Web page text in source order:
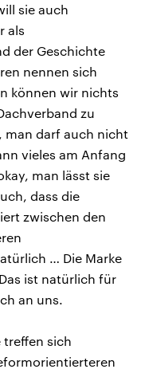
sie auch
als
der Geschichte
nennen sich
können wir nichts
zu
man darf auch nicht
vieles am Anfang
man lässt sie
dass die
zwischen den
… Die Marke
ist natürlich für
an uns.
treffen sich